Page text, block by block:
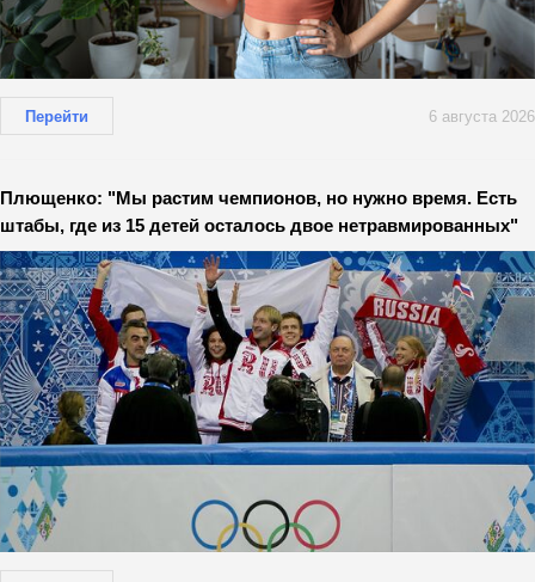
Перейти 6 августа 2026
Плющенко: "Мы растим чемпионов, но нужно время. Есть
штабы, где из 15 детей осталось двое нетравмированных"